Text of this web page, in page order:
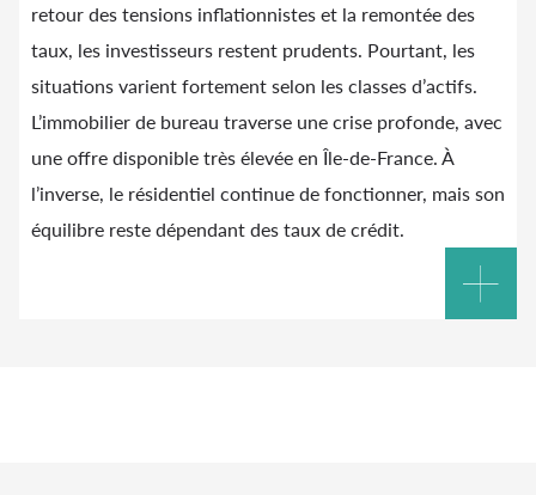
retour des tensions inflationnistes et la remontée des
taux, les investisseurs restent prudents. Pourtant, les
situations varient fortement selon les classes d’actifs.
L’immobilier de bureau traverse une crise profonde, avec
une offre disponible très élevée en Île-de-France. À
l’inverse, le résidentiel continue de fonctionner, mais son
équilibre reste dépendant des taux de crédit.